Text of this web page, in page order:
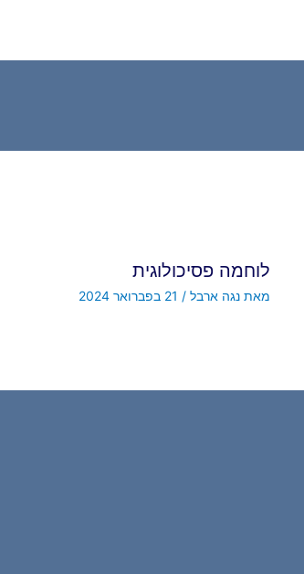
לוחמה פסיכולוגית
מאתנגה ארבל/ 21 בפברואר 2024